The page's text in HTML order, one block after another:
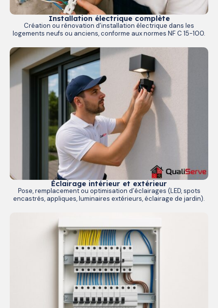
Installation électrique complète
Création ou rénovation d’installation électrique dans les
logements neufs ou anciens, conforme aux normes NF C 15-100.
Éclairage intérieur et extérieur
Pose, remplacement ou optimisation d’éclairages (LED, spots
encastrés, appliques, luminaires extérieurs, éclairage de jardin).